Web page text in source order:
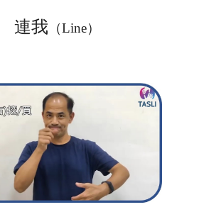
連我 （Line）